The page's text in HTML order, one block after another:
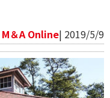
M＆A Online| 2019/5/9